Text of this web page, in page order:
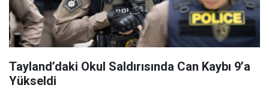
Tayland’daki Okul Saldırısında Can Kaybı 9’a
Yükseldi